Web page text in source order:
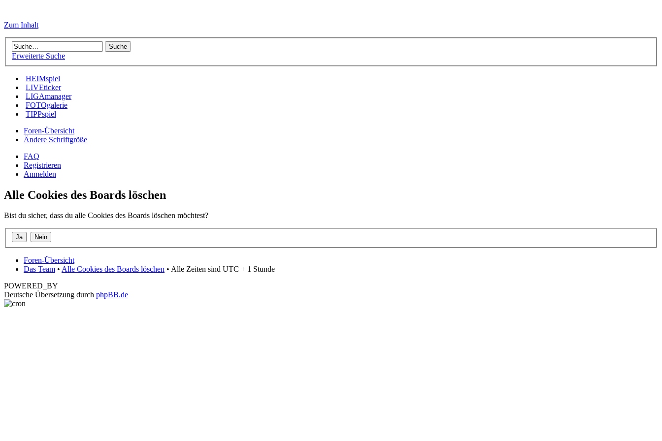
Zum Inhalt
Erweiterte Suche
HEIMspiel
LIVEticker
LIGAmanager
FOTOgalerie
TIPPspiel
Foren-Übersicht
Ändere Schriftgröße
FAQ
Registrieren
Anmelden
Alle Cookies des Boards löschen
Bist du sicher, dass du alle Cookies des Boards löschen möchtest?
Foren-Übersicht
Das Team • Alle Cookies des Boards löschen • Alle Zeiten sind UTC + 1 Stunde
POWERED_BY
Deutsche Übersetzung durch phpBB.de